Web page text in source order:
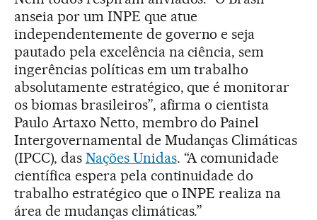
anseia por um INPE que atue
independentemente de governo e seja
pautado pela excelência na ciência, sem
ingerências políticas em um trabalho
absolutamente estratégico, que é monitorar
os biomas brasileiros”, afirma o cientista
Paulo Artaxo Netto, membro do Painel
Intergovernamental de Mudanças Climáticas
(IPCC), das Nações Unidas. “A comunidade
científica espera pela continuidade do
trabalho estratégico que o INPE realiza na
área de mudanças climáticas.”